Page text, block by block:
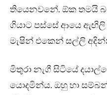
තියෙනවනේ. ඕක තමයි
ගියාට පස්සේ ආයෙ
මැෂින් එකෙන් සල්ලි
මිතුරා නැගී සිටියේ
යොදමින්ය. ඔහු හා